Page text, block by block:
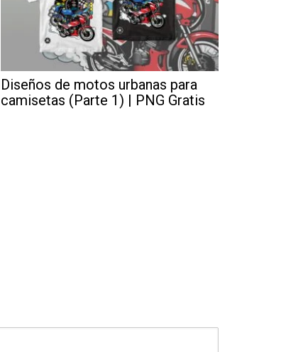
Diseños de motos urbanas para
camisetas (Parte 1) | PNG Gratis